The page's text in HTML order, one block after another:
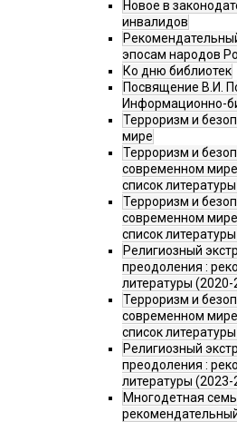
Новое в
инвалидов
эпосам народов
Ко дню библиотек
Посвящение В.И.
Информационно-
Терроризм и
мире
Терроризм и
современном
список
Терроризм и
современном
список
Религиозный
преодоления :
литературы (2020-
Терроризм и
современном
список
Религиозный
преодоления :
литературы (2023-
Многодетная